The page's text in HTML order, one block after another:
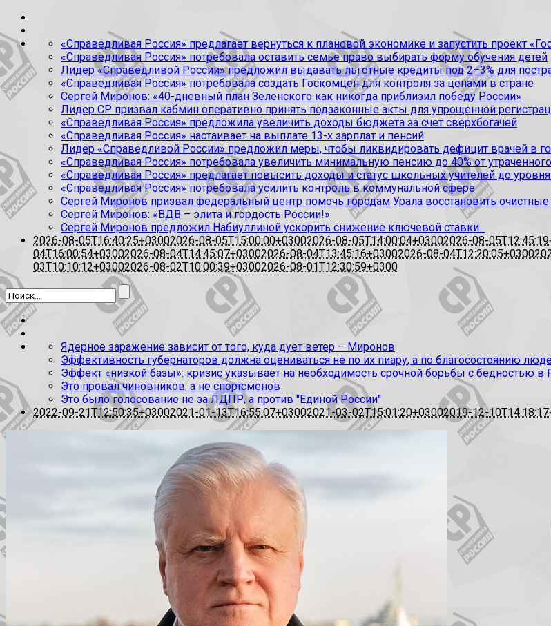
«Справедливая Россия» предлагает вернуться к плановой экономике и запустить проект
«Справедливая Россия» потребовала оставить семье право выбирать форму обучения детей
Лидер «Справедливой России» предложил выдавать льготные кредиты под 2–3% для
«Справедливая Россия» потребовала создать Госкомцен для контроля за ценами в стране
Сергей Миронов: «40-дневный план Зеленского как никогда приблизил победу России»
Лидер СР призвал кабмин оперативно принять подзаконные акты для упрощенной
«Справедливая Россия» предложила увеличить доходы бюджета за счет сверхбогачей
«Справедливая Россия» настаивает на выплате 13-х зарплат и пенсий
Лидер «Справедливой России» предложил меры, чтобы ликвидировать дефицит врачей в
«Справедливая Россия» потребовала увеличить минимальную пенсию до 40% от
«Справедливая Россия» предлагает повысить доходы и статус школьных учителей до
«Справедливая Россия» потребовала усилить контроль в коммунальной сфере
Сергей Миронов призвал федеральный центр помочь городам Урала восстановить
Сергей Миронов: «ВДВ – элита и гордость России!»
Сергей Миронов предложил Набиуллиной ускорить снижение ключевой ставки
2026-08-05T16:40:25+03002026-08-05T15:00:00+03002026-08-05T14:00:04+03002026-08-
04T16:00:54+03002026-08-04T14:45:07+03002026-08-04T13:45:16+03002026-08-04T12:20:05+0300
03T10:10:12+03002026-08-02T10:00:39+03002026-08-01T12:30:59+0300
Ядерное заражение зависит от того, куда дует ветер – Миронов
Эффективность губернаторов должна оцениваться не по их пиару, а по благосостоянию
Эффект «низкой базы»: кризис указывает на необходимость срочной борьбы с бедностью в
Это провал чиновников, а не спортсменов
Это было голосование не за ЛДПР, а против "Единой России"
2022-09-21T12:50:35+03002021-01-13T16:55:07+03002021-03-02T15:01:20+03002019-12-